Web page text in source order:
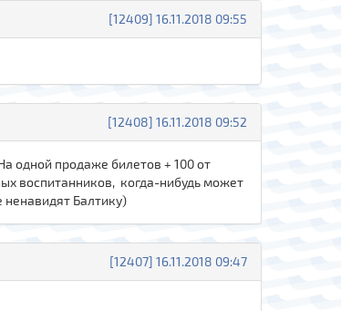
[12409] 16.11.2018 09:55
[12408] 16.11.2018 09:52
одной продаже билетов + 100 от
воспитанников, когда-нибудь может
ненавидят Балтику)
[12407] 16.11.2018 09:47